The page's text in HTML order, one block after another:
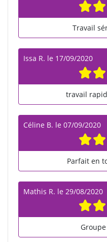
Travail
Issa R. le 17/09/2020
travail
Céline B. le 07/09/2020
Parfait en
Mathis R. le 29/08/2020